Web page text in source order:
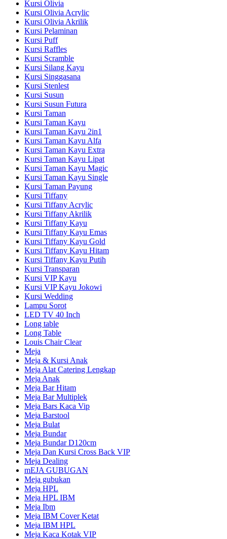
Kursi Olivia
Kursi Olivia Acrylic
Kursi Olivia Akrilik
Kursi Pelaminan
Kursi Puff
Kursi Raffles
Kursi Scramble
Kursi Silang Kayu
Kursi Singgasana
Kursi Stenlest
Kursi Susun
Kursi Susun Futura
Kursi Taman
Kursi Taman Kayu
Kursi Taman Kayu 2in1
Kursi Taman Kayu Alfa
Kursi Taman Kayu Extra
Kursi Taman Kayu Lipat
Kursi Taman Kayu Magic
Kursi Taman Kayu Single
Kursi Taman Payung
Kursi Tiffany
Kursi Tiffany Acrylic
Kursi Tiffany Akrilik
Kursi Tiffany Kayu
Kursi Tiffany Kayu Emas
Kursi Tiffany Kayu Gold
Kursi Tiffany Kayu Hitam
Kursi Tiffany Kayu Putih
Kursi Transparan
Kursi VIP Kayu
Kursi VIP Kayu Jokowi
Kursi Wedding
Lampu Sorot
LED TV 40 Inch
Long table
Long Table
Louis Chair Clear
Meja
Meja & Kursi Anak
Meja Alat Catering Lengkap
Meja Anak
Meja Bar Hitam
Meja Bar Multiplek
Meja Bars Kaca Vip
Meja Barstool
Meja Bulat
Meja Bundar
Meja Bundar D120cm
Meja Dan Kursi Cross Back VIP
Meja Dealing
mEJA GUBUGAN
Meja gubukan
Meja HPL
Meja HPL IBM
Meja Ibm
Meja IBM Cover Ketat
Meja IBM HPL
Meja Kaca Kotak VIP